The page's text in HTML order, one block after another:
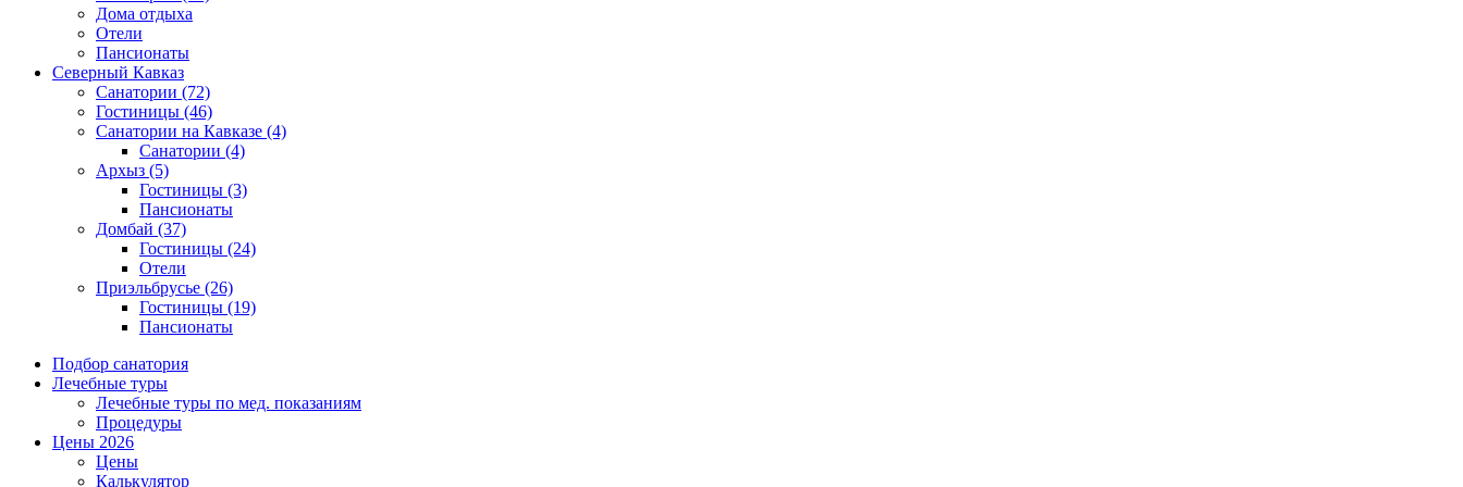
Дома отдыха
Отели
Пансионаты
Северный Кавказ
Санатории (72)
Гостиницы (46)
Санатории на Кавказе (4)
Санатории (4)
Архыз (5)
Гостиницы (3)
Пансионаты
Домбай (37)
Гостиницы (24)
Отели
Приэльбрусье (26)
Гостиницы (19)
Пансионаты
Подбор санатория
Лечебные туры
Лечебные туры по мед. показаниям
Процедуры
Цены 2026
Цены
Калькулятор